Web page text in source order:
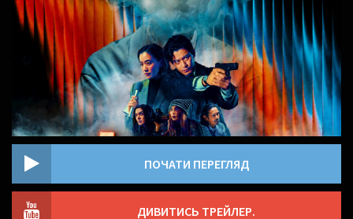
ПОЧАТИ ПЕРЕГЛЯД
ДИВИТИСЬ ТРЕЙЛЕР.